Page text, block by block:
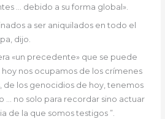
… debido a su forma global».
a ser aniquilados en todo el
dijo.
«un precedente» que se puede
nos ocupamos de los crímenes
de los genocidios de hoy, tenemos
… no solo para recordar sino actuar
de la que somos testigos ”.